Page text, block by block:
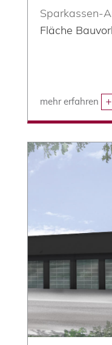
Sparkassen-
Fläche
mehr erfahren